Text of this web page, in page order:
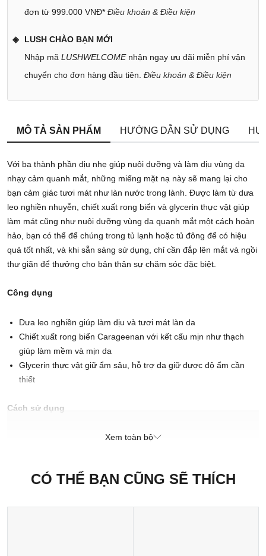
đơn từ 999.000 VNĐ* Điều khoản & Điều kiện
LUSH CHÀO BẠN MỚI
Nhập mã LUSHWELCOMEnhận ngay ưu đãi miễn phí vận
chuyển cho đơn hàng đầu tiên. Điều khoản & Điều kiện
MÔ TẢ SẢN PHẨM HƯỚNG DẪN SỬ DỤNG
Với ba thành phần dịu nhẹ giúp nuôi dưỡng và làm dịu vùng da
nhạy cảm quanh mắt, những miếng mặt nạ này sẽ mang lại cho
bạn cảm giác tươi mát như làn nước trong lành. Được làm từ dưa
leo nghiền nhuyễn, chiết xuất rong biển và glycerin thực vật giúp
làm mát cũng như nuôi dưỡng vùng da quanh mắt một cách hoàn
hảo, bạn có thể để chúng trong tủ lạnh hoặc tủ đông để có hiệu
quả tốt nhất, và khi sẵn sàng sử dụng, chỉ cần đắp lên mắt và ngồi
thư giãn để thưởng cho bản thân sự chăm sóc đặc biệt.
Công dụng
Dưa leo nghiền giúp làm dịu và tươi mát làn da
Chiết xuất rong biển Carageenan với kết cấu mịn như thạch
giúp làm mềm và mịn da
Glycerin thực vật giữ ẩm sâu, hỗ trợ da giữ được độ ẩm cần
thiết
Cách sử dụng
lên mắt, sau đó hãy thoải mái và thư giãn.
Bảo quản trong tủ lạnh cho đến khi sử dụng. Chúng sẽ duy trì độ
tươi mát trong vòng 3 tuần.
Xem toàn bộ
CÓ THỂ BẠN CŨNG SẼ THÍCH